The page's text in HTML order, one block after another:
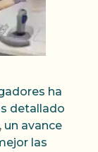
ha
detallado
un avance
las